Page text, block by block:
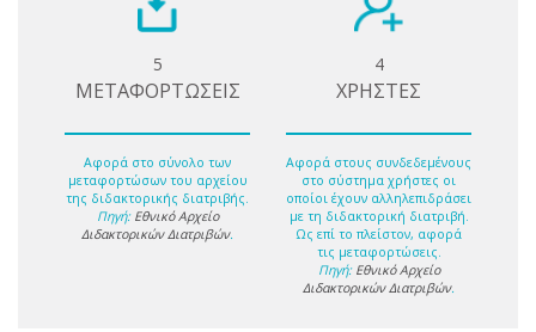
5
ΜΕΤΑΦΟΡΤΩΣΕΙΣ
Αφορά στο σύνολο των
μεταφορτώσων του αρχείου
της διδακτορικής διατριβής.
Πηγή: Εθνικό Αρχείο
Διδακτορικών Διατριβών.
4
ΧΡΗΣΤΕΣ
Αφορά στους συνδεδεμένους
στο σύστημα χρήστες οι
οποίοι έχουν αλληλεπιδράσει
με τη διδακτορική διατριβή.
Ως επί το πλείστον, αφορά
τις μεταφορτώσεις.
Πηγή: Εθνικό Αρχείο
Διδακτορικών Διατριβών.